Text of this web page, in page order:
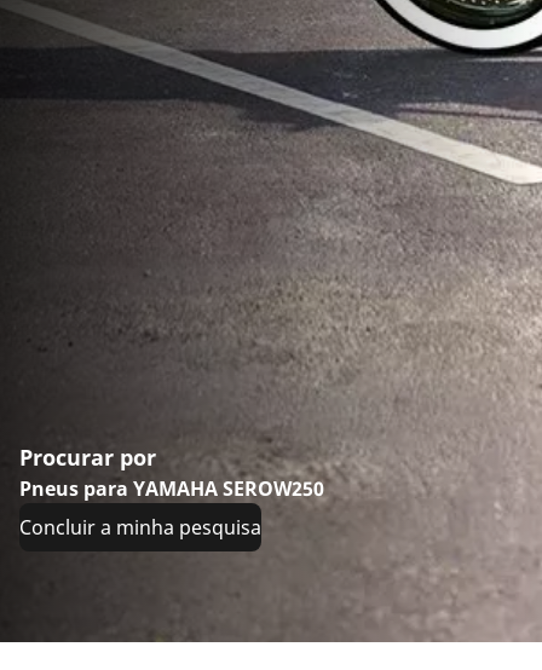
Procurar por
Pneus para YAMAHA SEROW250
Concluir a minha pesquisa